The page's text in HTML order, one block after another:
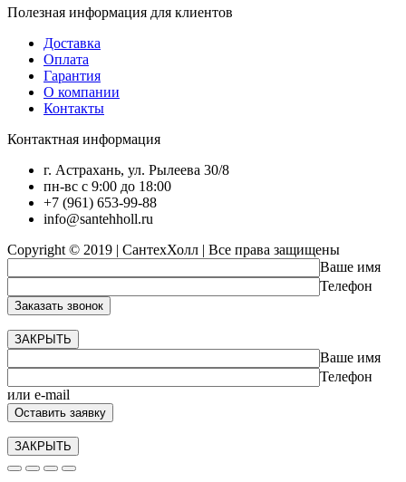
Полезная информация для клиентов
Доставка
Оплата
Гарантия
О компании
Контакты
Контактная информация
г. Астрахань, ул. Рылеева 30/8
пн-вс с 9:00 до 18:00
+7 (961) 653-99-88
info@santehholl.ru
Copyright © 2019 | СантехХолл | Все права защищены
Ваше имя
Телефон
ЗАКРЫТЬ
Ваше имя
Телефон
или e-mail
ЗАКРЫТЬ